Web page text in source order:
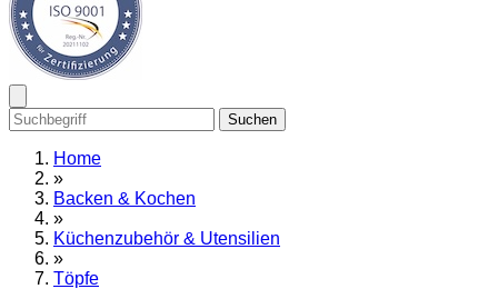
Suchen
Home
»
Backen & Kochen
»
Küchenzubehör & Utensilien
»
Töpfe